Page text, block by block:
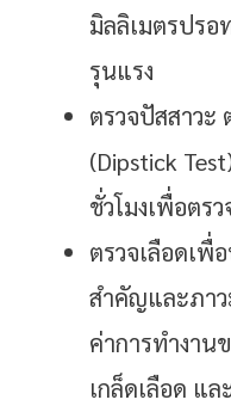
มิลลิเมตรปร
รุนแรง
ตรวจปัสสาวะ
(Dipstick
ชั่วโมงเพื่อตร
ตรวจเลือดเพื่
สำคัญและภา
ค่าการทำงาน
เกล็ดเลือด แ